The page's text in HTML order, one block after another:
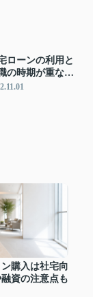
ローンの利用と
の時期が重なる
に役立つ基礎知
購入は社宅向
資の注意点も